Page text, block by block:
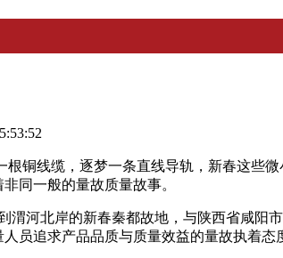
根铜线缆，逐梦一条直线导轨，新春这些
同一般的量故质量故事。
渭河北岸的新春秦都故地，与陕西省咸
员追求产品品质与质量效益的量故执着态